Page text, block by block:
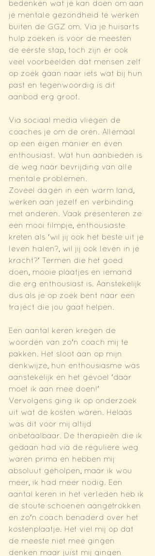
bedenken wat je kan doen om aan
je mentale gezondheid te werken
buiten de GGZ om. Via je huisarts
hulp zoeken is voor de meesten
de eerste stap, toch zijn er ook
veel voorbeelden dat mensen zelf
op zoek gaan naar iets wat bij hun
past en tegenwoordig is dit
aanbod erg groot.
Via sociaal media vliegen de
coaches je om de oren. Allemaal
op een eigen manier en even
enthousiast. Wat hun aanbieden is
de weg naar bevrijding van alle
mentale problemen.
Zoveel dagen in een warm land,
werken aan jezelf en verbinding
met anderen. Vaak presenteren ze
een mooi filmpje, enthousiaste
kreten als 'wil jij ook het beste uit je
leven halen?, wil jij ook leven in je
kracht?' Termen die het goed
doen, mooie plaatjes en iemand
die erg enthousiast is. Aanstekelijk
dus als je op zoek bent naar een
traject die jou gaat helpen.
Een aantal keren kregen de
woorden van zo'n coach mij te
pakken. Het sloot aan op mijn
denkwijze, hun enthousiasme was
aanstekelijk en het gevoel 'daar
moet ik aan mee doen!'
Vervolgens ging ik op onderzoek
uit wat de kosten waren. Helaas
was dit voor mij altijd
onbetaalbaar. De therapieën die ik
gedaan had via de reguliere weg
waren prima en hebben mij
absoluut geholpen, maar ik wou
meer, ik had meer nodig. Een
aantal keren in het verleden heb ik
de stoute schoenen aangetrokken
en zo'n coach benaderd over het
kostenplaatje. Het viel mij op dat
de meeste niet mee gingen
denken maar juist mij gingen